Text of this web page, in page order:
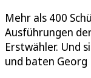
Mehr als 400
Ausführungen
Erstwähler. Und
und baten Georg